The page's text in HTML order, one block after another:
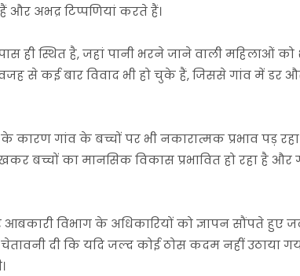
अभद्र टिप्पणियां करते हैं।
ही स्थित है, जहां पानी भरने जाने वाली महिलाओं को
से कई बार विवाद भी हो चुके हैं, जिससे गांव में डर
गांव के बच्चों पर भी नकारात्मक प्रभाव पड़ रहा
बच्चों का मानसिक विकास प्रभावित हो रहा है और
विभाग के अधिकारियों को ज्ञापन सौंपते हुए
दी कि यदि जल्द कोई ठोस कदम नहीं उठाया